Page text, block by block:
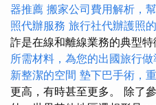
器推薦 搬家公司費用解析，
照代辦服務 旅行社代辦護照
詐是在線和離線業務的典型特
所需材料，為您的出國旅行
新整潔的空間 墊下巴手術，
更高，有時甚至更多。 除了